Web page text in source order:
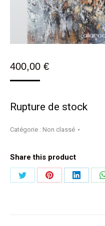
400,00 €
Rupture de stock
Catégorie : Non classé
Share this product
PartagerPartager